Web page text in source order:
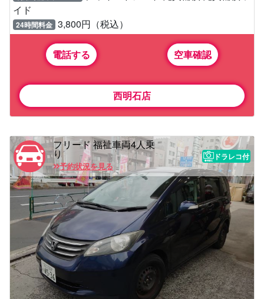
イド
24時間料金 3,800円（税込）
電話する 空車確認
西明石店
フリード 福祉車両4人乗
り
予約状況を見る
ドラレコ付